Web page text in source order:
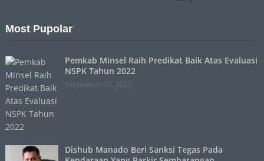
Most Pupolar
Pemkab Minsel Raih Predikat Baik Atas Evaluasi
NSPK Tahun 2022
September 07, 2023
Dishub Manado Beri Sanksi Tegas Pada